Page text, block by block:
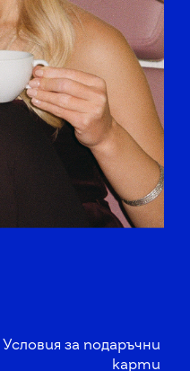
Условия за подаръчни
карти